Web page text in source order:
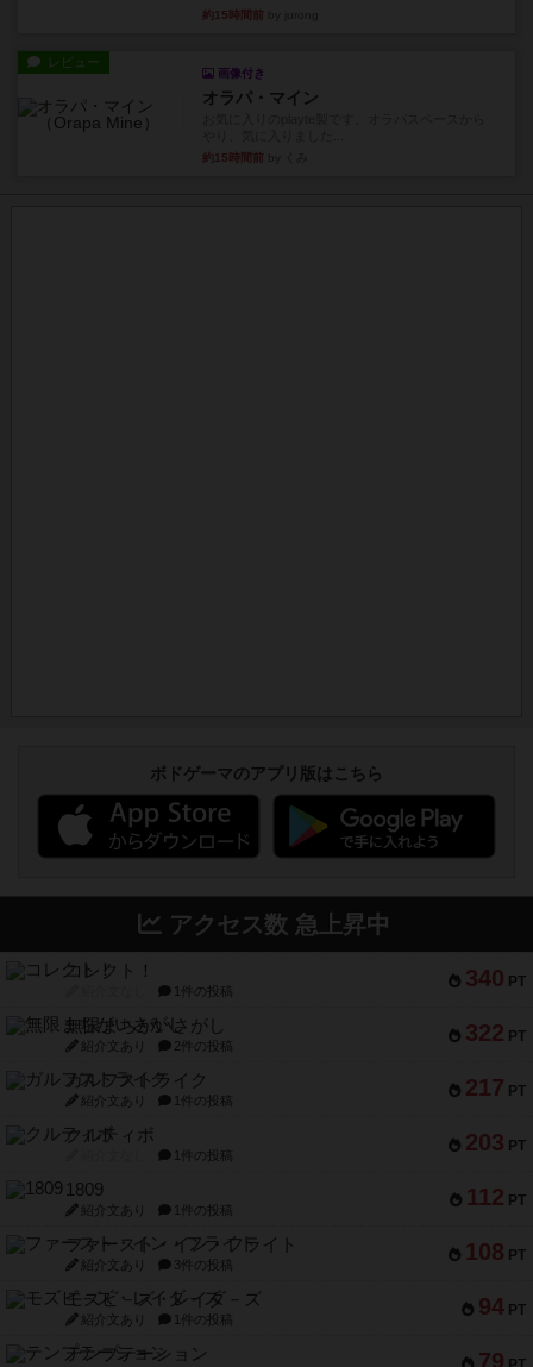
約15時間前
レビュー
画像付き
オラパ・マイン
約15時間前
ボドゲーマのアプリ版はこちら
アクセス数 急上昇中
340 PT
コレクト！
1件の投稿
322 PT
無限まちがいさがし
紹介文あり 2件の投稿
217 PT
ガルフストライク
紹介文あり 1件の投稿
203 PT
クルティボ
1件の投稿
112 PT
1809
紹介文あり 1件の投稿
108 PT
ファースト・イン・フライト
紹介文あり 3件の投稿
94 PT
モズビ－ズ・レイダ－ズ
紹介文あり 1件の投稿
79
テンプテーション